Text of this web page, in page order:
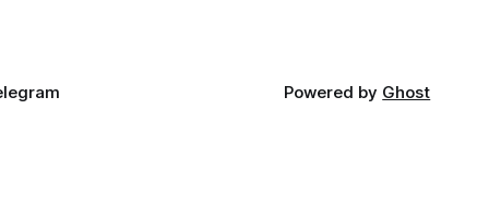
Powered by Ghost